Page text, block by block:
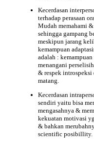
Kecerdasan
terhadap perasaan
Mudah memahami
sehingga gampang
meskipun jarang
kemampuan
adalah :
menangani
& respek
matang.
Kecerdasan
sendiri yaitu bisa
mengasahnya &
kekuatan motivasi
& bahkan
scientific posibillity.